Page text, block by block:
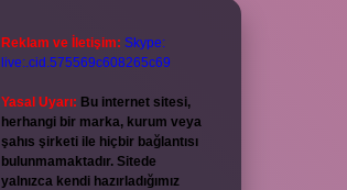
Reklam ve İletişim: Skype:
live:.cid.575569c608265c69
Yasal Uyarı: Bu internet sitesi,
herhangi bir marka, kurum veya
şahıs şirketi ile hiçbir bağlantısı
bulunmamaktadır. Sitede
yalnızca kendi hazırladığımız